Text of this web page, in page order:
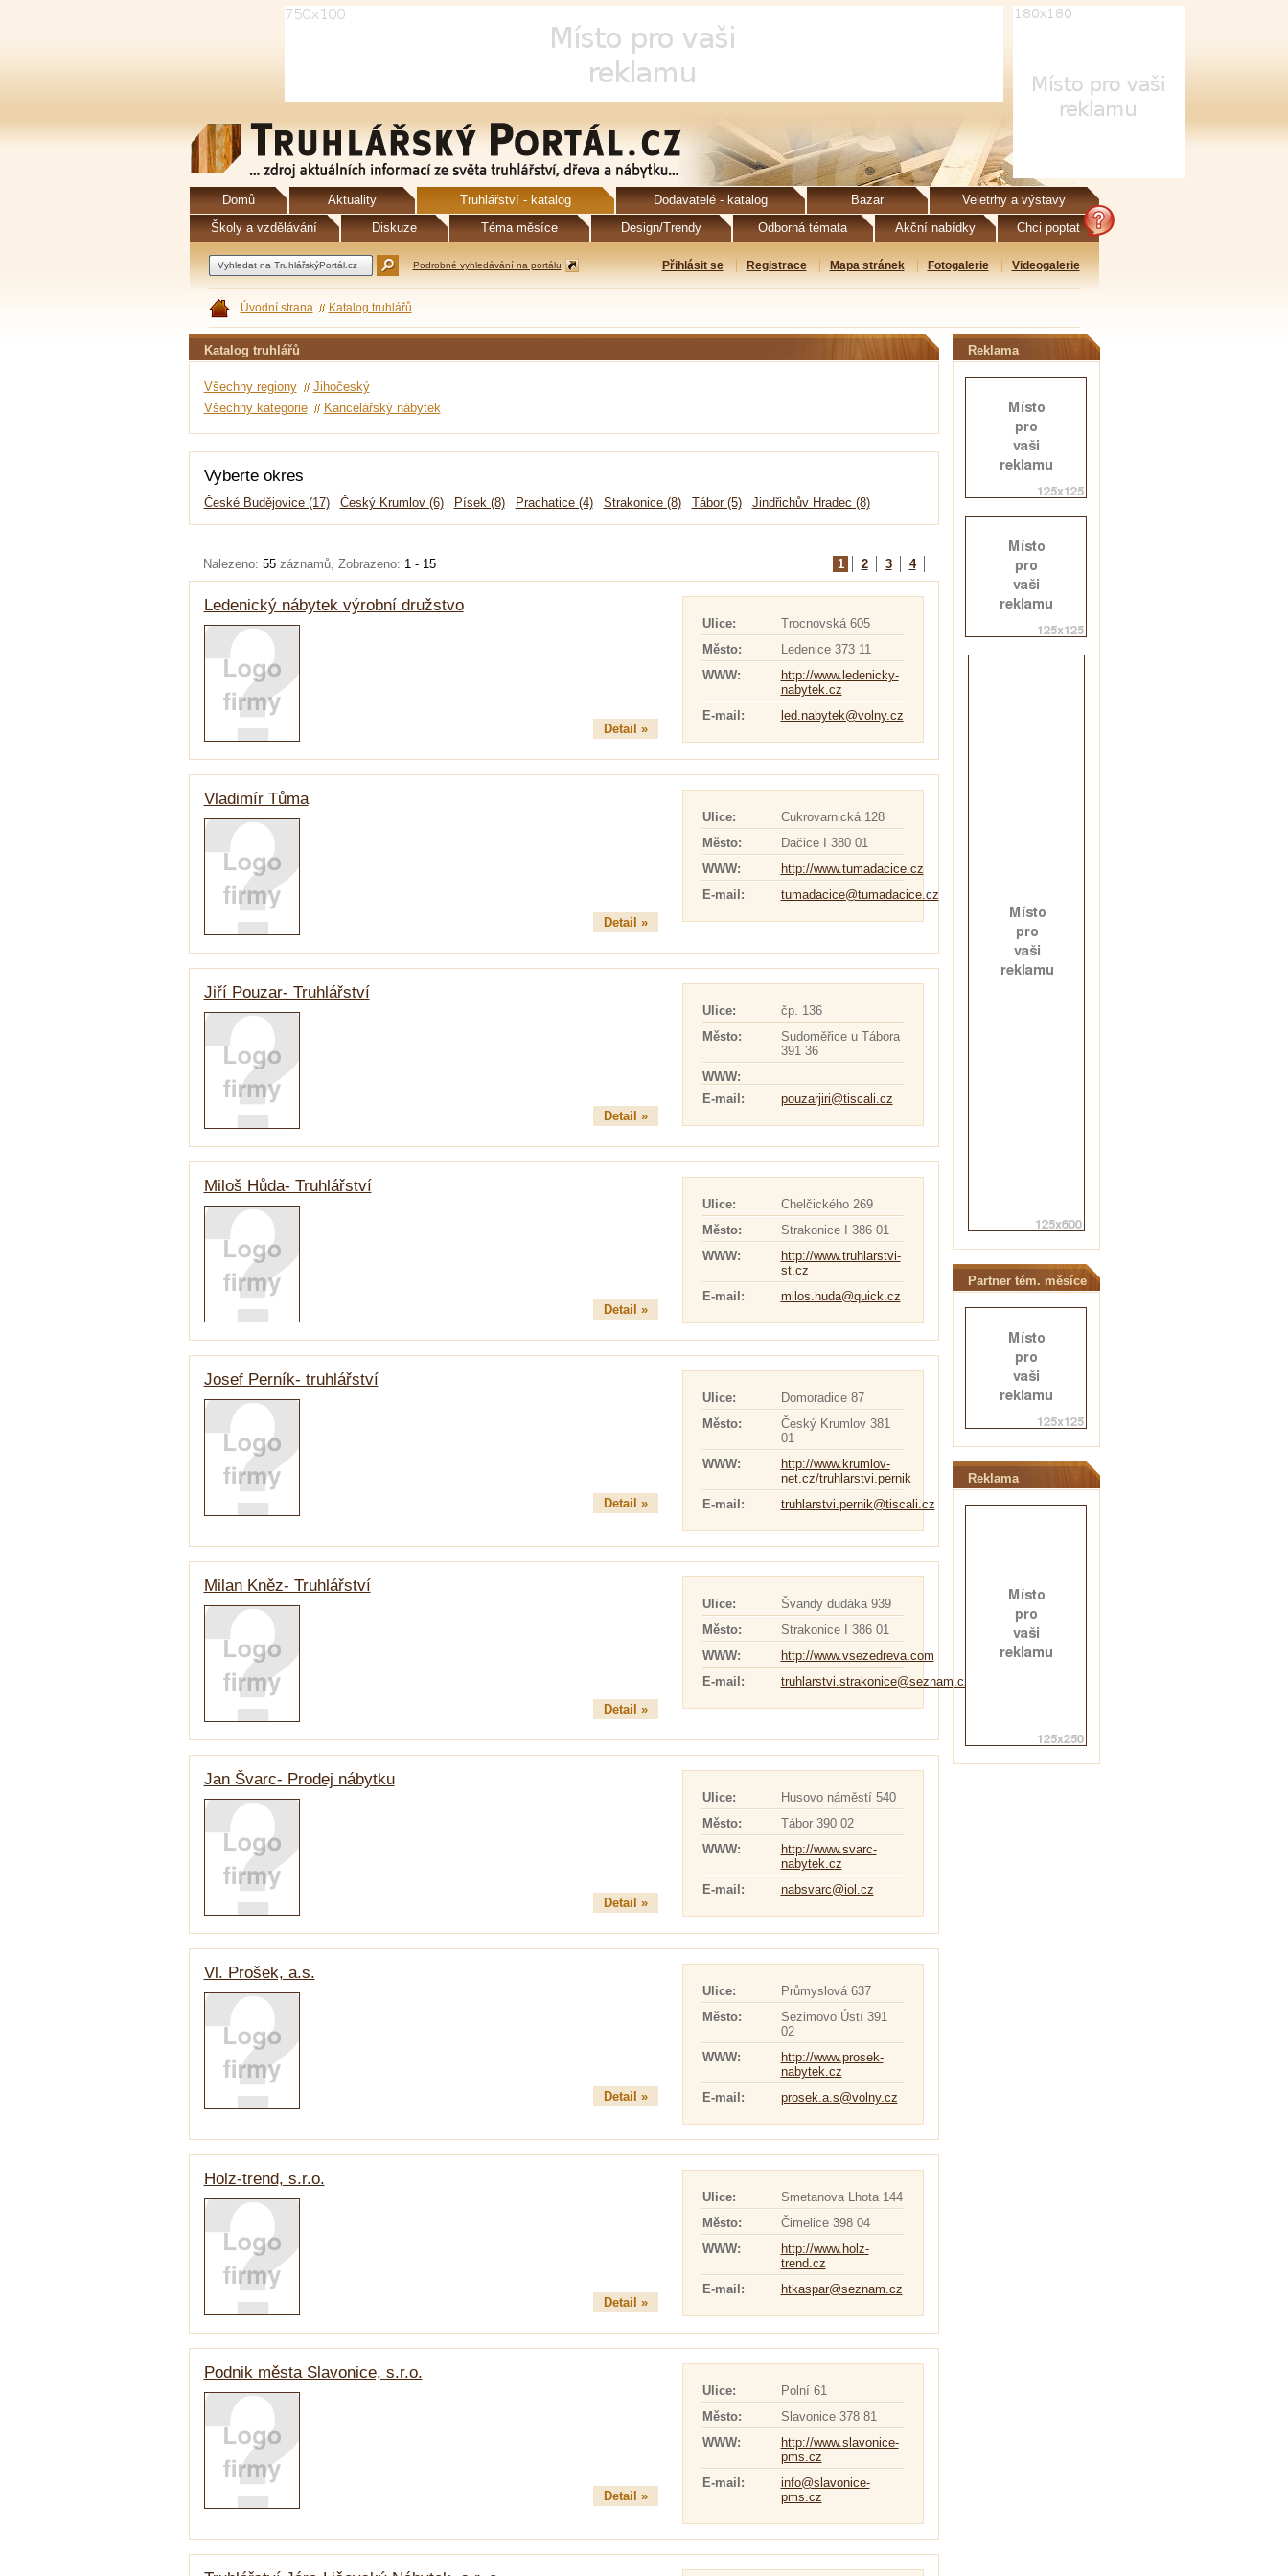
Domů Aktuality Truhlářství - katalog Dodavatelé - katalog Bazar
Veletrhy a výstavy
Školy a vzdělávání
Diskuze Téma měsíce Design/Trendy Odborná témata Akční nabídky Chci poptat
Podrobné vyhledávání na portálu Přihlásit se Registrace Mapa stránek Fotogalerie Videogalerie
Úvodní strana Katalog truhlářů
Katalog truhlářů
Všechny regiony
Jihočeský
Všechny kategorie
Kancelářský nábytek
Vyberte okres
České Budějovice (17) Český Krumlov (6) Písek (8) Prachatice (4) Strakonice (8) Tábor (5) Jindřichův Hradec (8)
Nalezeno: 55 záznamů, Zobrazeno: 1 - 15 1 2 3 4
Ledenický nábytek výrobní družstvo
Ulice:
Trocnovská 605
Město:
Ledenice 373 11
WWW:
http://www.ledenicky-
nabytek.cz
E-mail:
led.nabytek@volny.cz
Detail »
Vladimír Tůma
Ulice:
Cukrovarnická 128
Město:
Dačice I 380 01
WWW:
http://www.tumadacice.cz
E-mail:
tumadacice@tumadacice.cz
Detail »
Jiří Pouzar- Truhlářství
Ulice:
čp. 136
Město:
Sudoměřice u Tábora
391 36
WWW:
E-mail:
pouzarjiri@tiscali.cz
Detail »
Miloš Hůda- Truhlářství
Ulice:
Chelčického 269
Město:
Strakonice I 386 01
WWW:
http://www.truhlarstvi-
st.cz
E-mail:
milos.huda@quick.cz
Detail »
Josef Perník- truhlářství
Ulice:
Domoradice 87
Město:
Český Krumlov 381
01
WWW:
http://www.krumlov-
net.cz/truhlarstvi.pernik
E-mail:
truhlarstvi.pernik@tiscali.cz
Detail »
Milan Kněz- Truhlářství
Ulice:
Švandy dudáka 939
Město:
Strakonice I 386 01
WWW:
http://www.vsezedreva.com
E-mail:
truhlarstvi.strakonice@seznam.cz
Detail »
Jan Švarc- Prodej nábytku
Ulice:
Husovo náměstí 540
Město:
Tábor 390 02
WWW:
http://www.svarc-
nabytek.cz
E-mail:
nabsvarc@iol.cz
Detail »
Vl. Prošek, a.s.
Ulice:
Průmyslová 637
Město:
Sezimovo Ústí 391
02
WWW:
http://www.prosek-
nabytek.cz
E-mail:
prosek.a.s@volny.cz
Detail »
Holz-trend, s.r.o.
Ulice:
Smetanova Lhota 144
Město:
Čimelice 398 04
WWW:
http://www.holz-
trend.cz
E-mail:
htkaspar@seznam.cz
Detail »
Podnik města Slavonice, s.r.o.
Ulice:
Polní 61
Město:
Slavonice 378 81
WWW:
http://www.slavonice-
pms.cz
E-mail:
info@slavonice-
pms.cz
Detail »
Reklama
Partner tém. měsíce
Reklama